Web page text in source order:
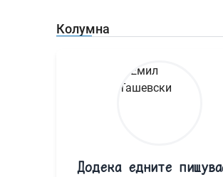
Колумна
Додека едните